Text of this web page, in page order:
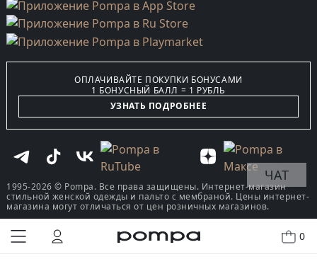
0
КУПИТЬ В ОДИН КЛИК
ОПЛАЧИВАЙТЕ ПОКУПКИ БОНУСАМИ
1 БОНУСНЫЙ БАЛЛ = 1 РУБЛЬ
УЗНАТЬ ПОДРОБНЕЕ
1995-2026 © Pompa. Все права защищены. Интернет-магазин
стильной женской одежды и пальто с мембраной. Цены интернет-
магазина могут отличаться от цен розничных магазинов.
ЧАТ